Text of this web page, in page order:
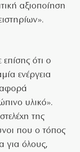
αξιοποίηση
ότι ο
ενέργεια
υλικό».
της
που ο τόπος
για όλους,